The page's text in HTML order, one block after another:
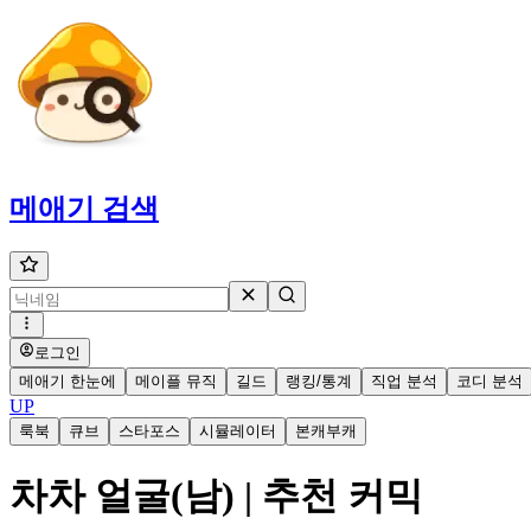
메애기 검색
로그인
메애기 한눈에
메이플 뮤직 길드 랭킹/통계 직업 분석 코디 분석
UP
룩북 큐브 스타포스 시뮬레이터 본캐부캐
차차 얼굴(남) | 추천 커믹